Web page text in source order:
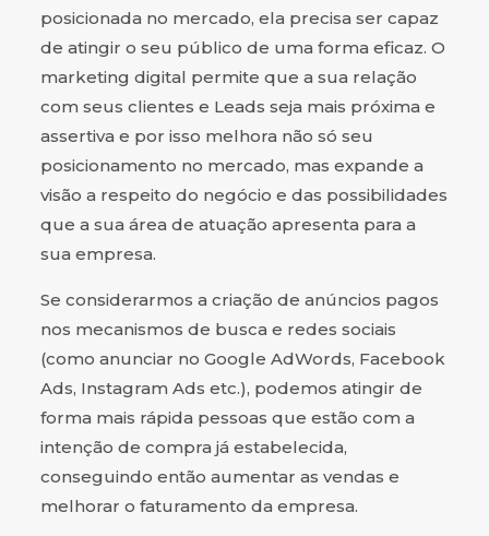
posicionada no mercado, ela precisa ser capaz
de atingir o seu público de uma forma eficaz. O
marketing digital permite que a sua relação
com seus clientes e Leads seja mais próxima e
assertiva e por isso melhora não só seu
posicionamento no mercado, mas expande a
visão a respeito do negócio e das possibilidades
que a sua área de atuação apresenta para a
sua empresa.
Se considerarmos a criação de anúncios pagos
nos mecanismos de busca e redes sociais
(como anunciar no Google AdWords, Facebook
Ads, Instagram Ads etc.), podemos atingir de
forma mais rápida pessoas que estão com a
intenção de compra já estabelecida,
conseguindo então aumentar as vendas e
melhorar o faturamento da empresa.